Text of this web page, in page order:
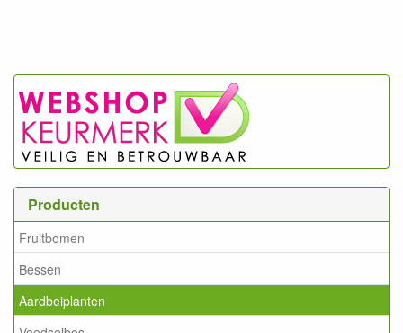
Producten
Fruitbomen
Bessen
Aardbeiplanten